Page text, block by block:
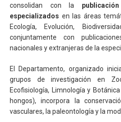
consolidan con la
especializados en las áreas
Ecología, Evolución,
conjuntamente con
nacionales y extranjeras de la
El Departamento, organizado
grupos de investigación en
Ecofisiología, Limnología y
hongos), incorpora la
vasculares, la paleontología y la